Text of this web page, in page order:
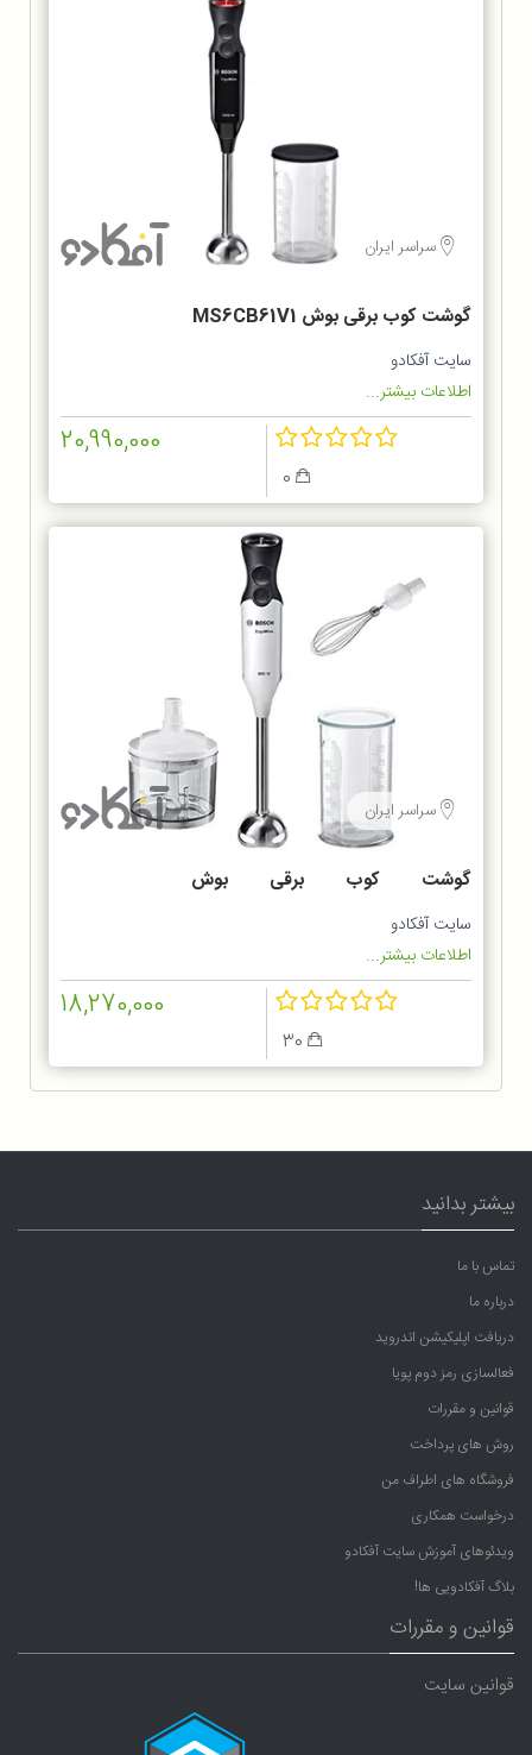
سراسر ایران
گوشت کوب برقی بوش MS6CB61V1
سایت آفکادو
اطلاعات بیشتر...
20,990,000
سراسر ایران
گوشت کوب برقی بوش
MS6CA4150
سایت آفکادو
اطلاعات بیشتر...
18,270,000
بیشتر بدانید
تماس با ما
درباره ما
دریافت اپلیکیشن اندروید
فعالسازی رمز دوم پویا
قوانین و مقررات
روش های پرداخت
فروشگاه های اطراف من
درخواست همکاری
ویدئوهای آموزش سایت آفکادو
بلاگ آفکادویی ها!
قوانین و مقررات
قوانین سایت